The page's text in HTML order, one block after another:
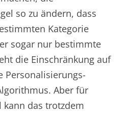
so zu ändern, dass
Kategorie
sogar nur bestimmte
die Einschränkung auf
Personalisierungs-
Aber für
kann das trotzdem